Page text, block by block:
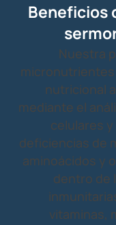
Beneficios
Nuestra
nutricional
mediante el
celulares
deficiencias de
aminoácidos y
dentro de
vitaminas,